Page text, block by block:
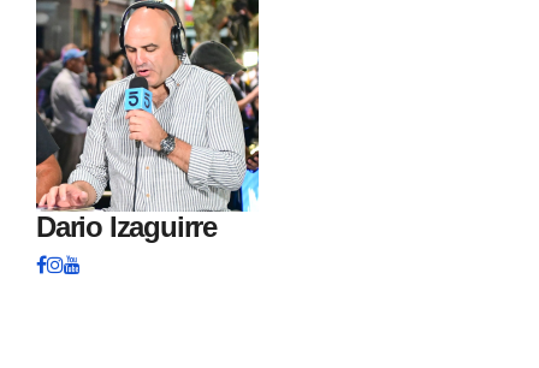
Dario Izaguirre